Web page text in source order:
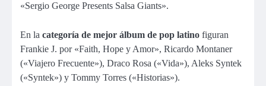
«Sergio George Presents Salsa Giants».
En la categoría de mejor álbum de pop latino figuran
Frankie J. por «Faith, Hope y Amor», Ricardo Montaner
(«Viajero Frecuente»), Draco Rosa («Vida»), Aleks Syntek
(«Syntek») y Tommy Torres («Historias»).